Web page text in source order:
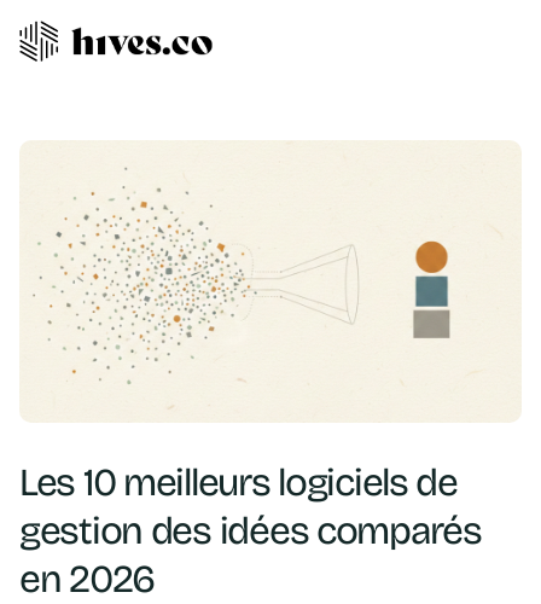
Les 10 meilleurs logiciels de
gestion des idées comparés
en 2026